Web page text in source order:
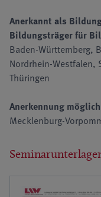
Anerkannt als
Bildungsträger für
Baden-Württemberg,
Nordrhein-Westfalen,
Thüringen
Anerkennung
Mecklenburg-